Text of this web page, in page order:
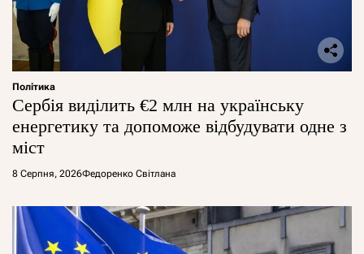
Політика
Сербія виділить €2 млн на українську
енергетику та допоможе відбудувати одне з
міст
8 Серпня, 2026Федоренко Світлана